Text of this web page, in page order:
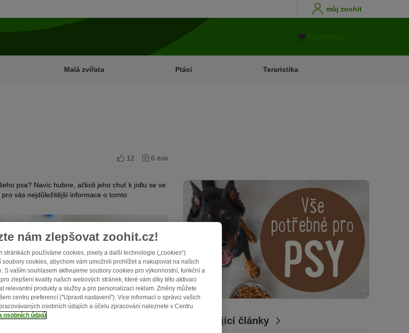
můj zoohit
Malá zvířata Ptáci Teraristika
12 6 min
psa? Navíc hubne, ačkoli jeho chuť k jídlu se ve
vás nejdůležitější informace o tomto
Související články
nám zlepšovat zoohit.cz!
stránkách používáme cookies, pixely a další technologie („cookies“).
soubory cookies, abychom vám umožnili prohlížet a nakupovat na našich
S vaším souhlasem aktivujeme soubory cookies pro výkonnostní, funkční a
zlepšení kvality našich webových stránek, které vám díky této aktivaci
relevantní produkty a služby a pro personalizaci reklam. Změny můžete
centru preferencí ("Upravit nastavení"). Více informací o správci vašich
osobních údajích a účelu zpracování naleznete v Centru
osobních údajů